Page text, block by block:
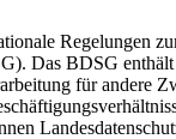
Regelungen
Das BDSG
für andere